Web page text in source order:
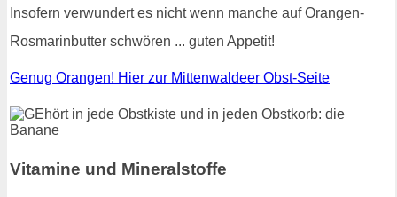
Insofern verwundert es nicht wenn manche auf Orangen-
Rosmarinbutter schwören ... guten Appetit!
Genug Orangen! Hier zur Mittenwaldeer Obst-Seite
Vitamine und Mineralstoffe